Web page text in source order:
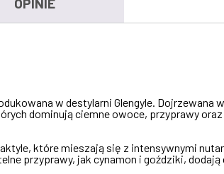
w destylarni Glengyle. Dojrzewana
dominują ciemne owoce, przyprawy oraz
które mieszają się z intensywnymi
przyprawy, jak cynamon i goździki, dodają